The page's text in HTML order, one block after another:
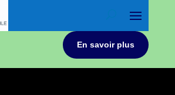
En savoir plus